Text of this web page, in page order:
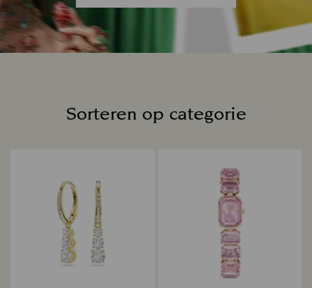
Sorteren op categorie